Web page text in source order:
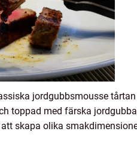
jordgubbsmousse
toppad med färska
skapa olika